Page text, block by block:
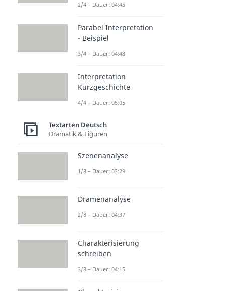
2/4 – Dauer: 04:45
Parabel Interpretation
- Beispiel
3/4 – Dauer: 04:48
Interpretation
Kurzgeschichte
4/4 – Dauer: 05:05
Textarten Deutsch
Dramatik & Figuren
Szenenanalyse
1/8 – Dauer: 03:29
Dramenanalyse
2/8 – Dauer: 04:37
Charakterisierung
schreiben
3/8 – Dauer: 04:15